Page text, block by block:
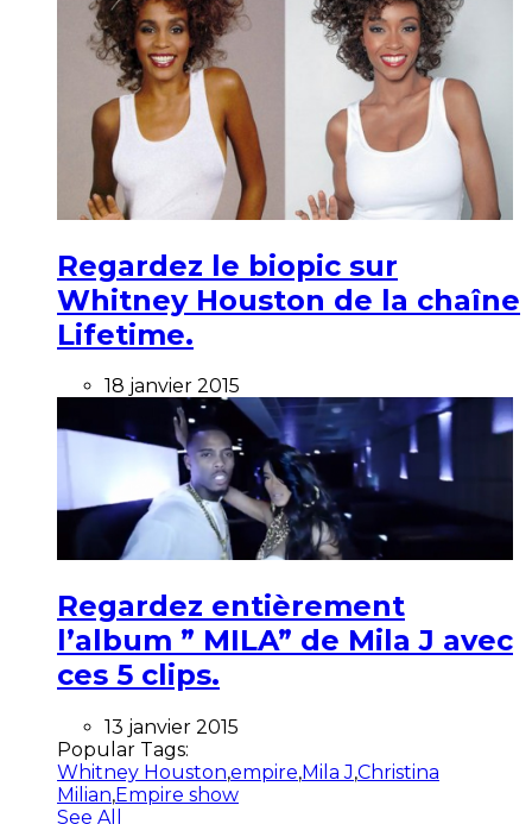
Regardez le biopic sur
Whitney Houston de la chaîne
Lifetime.
18 janvier 2015
Regardez entièrement
l’album ” MILA” de Mila J avec
ces 5 clips.
13 janvier 2015
Popular Tags:
Whitney Houston,empire,Mila J,Christina
Milian,Empire show
See All